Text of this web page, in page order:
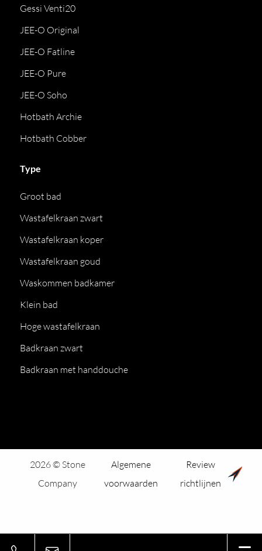
Gessi Venti20
JEE-O Original
JEE-O Fatline
JEE-O Pure
JEE-O Soho
Hotbath Archie
Hotbath Cobber
Type
Groot bad
Wastafelkraan zwart
Wastafelkraan koper
Wastafelkraan goud
Waskommen badkamer
Klein bad
Hoge wastafelkraan
Badkraan zwart
Badkraan met handdouche
2026 © Stone
Company
Algemene
voorwaarden
Review
richtlijnen